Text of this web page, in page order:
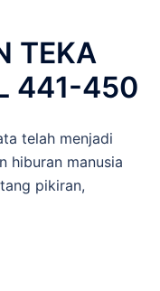
TEKA
441-450
telah menjadi
hiburan manusia
pikiran,